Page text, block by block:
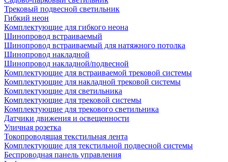
Трековый подвесной светильник
Гибкий неон
Комплектующие для гибкого неона
Шинопровод встраиваемый
Шинопровод встраиваемый для натяжного потолка
Шинопровод накладной
Шинопровод накладной/подвесной
Комплектующие для встраиваемой трековой системы
Комплектующие для накладной трековой системы
Комплектующие для светильника
Комплектующие для трековой системы
Комплектующие для трекового светильника
Датчики движения и освещенности
Уличная розетка
Токопроводящая текстильная лента
Комплектующие для текстильной подвесной системы
Беспроводная панель управления